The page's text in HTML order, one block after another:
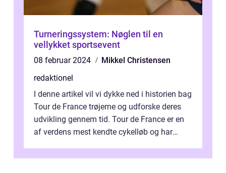
Turneringssystem: Nøglen til en
vellykket sportsevent
08 februar 2024
Mikkel Christensen
redaktionel
I denne artikel vil vi dykke ned i historien bag
Tour de France trøjerne og udforske deres
udvikling gennem tid. Tour de France er en
af verdens mest kendte cykelløb og har